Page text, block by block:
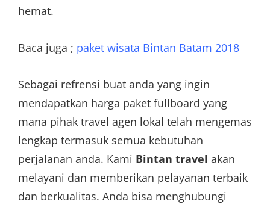
hemat.
Baca juga ; paket wisata Bintan Batam 2018
Sebagai refrensi buat anda yang ingin
mendapatkan harga paket fullboard yang
mana pihak travel agen lokal telah mengemas
lengkap termasuk semua kebutuhan
perjalanan anda. Kami Bintan travel akan
melayani dan memberikan pelayanan terbaik
dan berkualitas. Anda bisa menghubungi